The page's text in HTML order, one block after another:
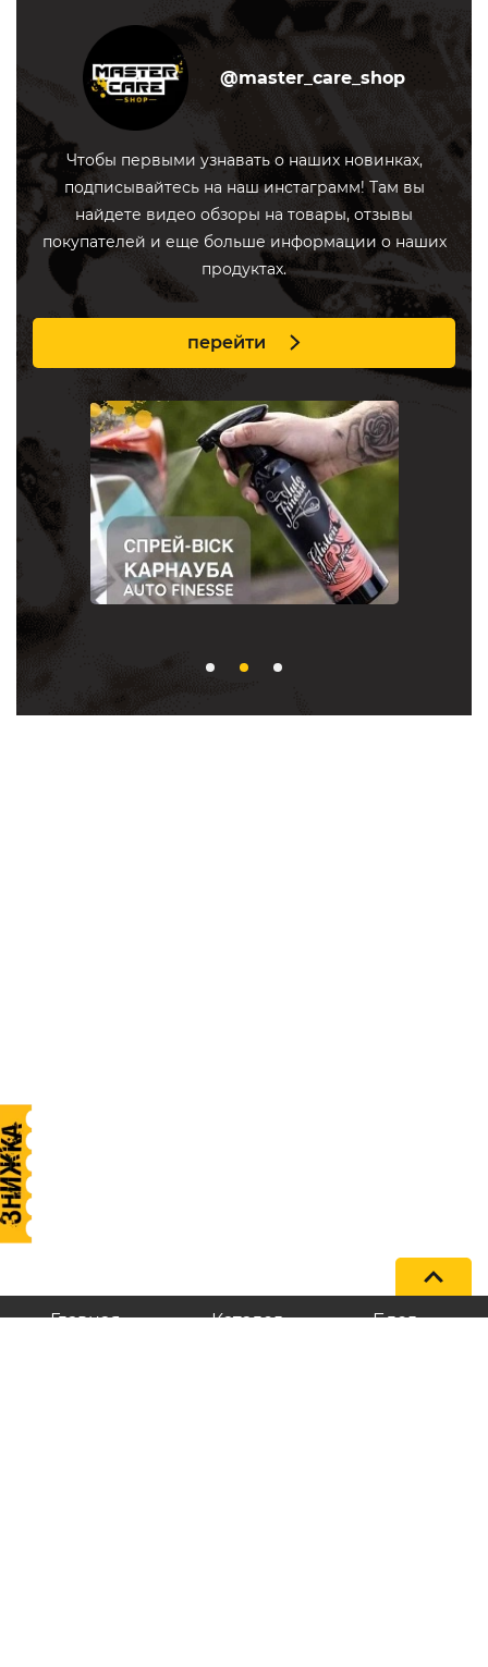
@master_care_shop
Чтобы первыми узнавать о наших новинках,
подписывайтесь на наш инстаграмм! Там вы
найдете видео обзоры на товары, отзывы
покупателей и еще больше информации о наших
продуктах.
перейти
Главная Каталог Блог